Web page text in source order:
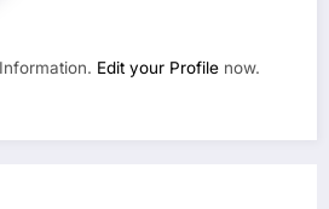
Edit your Profile now.